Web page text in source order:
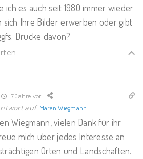
ich es auch seit 1980 immer wieder
sich Ihre Bilder erwerben oder gibt
Drucke davon?
7 Jahre vor
auf Maren Wiegmann
Wiegmann, vielen Dank für ihr
mich über jedes Interesse an
Orten und Landschaften.